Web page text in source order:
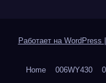
Работает на WordPress
Home 006WY430